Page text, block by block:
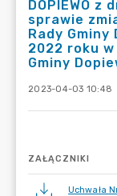
DOPIEWO z
sprawie
Rady
2022 roku
Gminy
2023-04-03 10:48
ZAŁĄCZNIKI
Uchwała